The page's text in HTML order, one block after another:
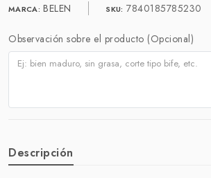
MARCA: BELEN SKU: 7840185785230
Observación sobre el producto (Opcional)
Descripción